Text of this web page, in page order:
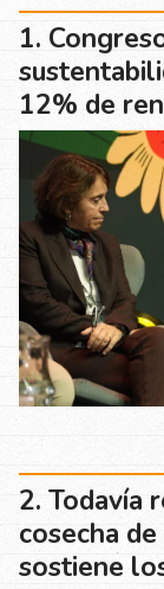
12% de
Todavía
cosecha
sostiene